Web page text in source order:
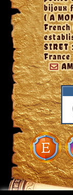
bijoux
( A
SIRET
France